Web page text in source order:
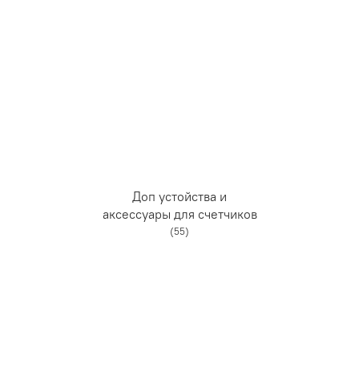
Доп устойства и
аксессуары для счетчиков
(55)